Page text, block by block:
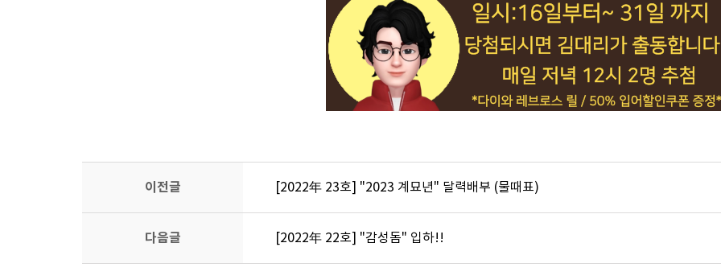
이전글 [2022年 23호] "2023 계묘년" 달력배부 (물때표)
다음글 [2022年 22호] "감성돔" 입하!!